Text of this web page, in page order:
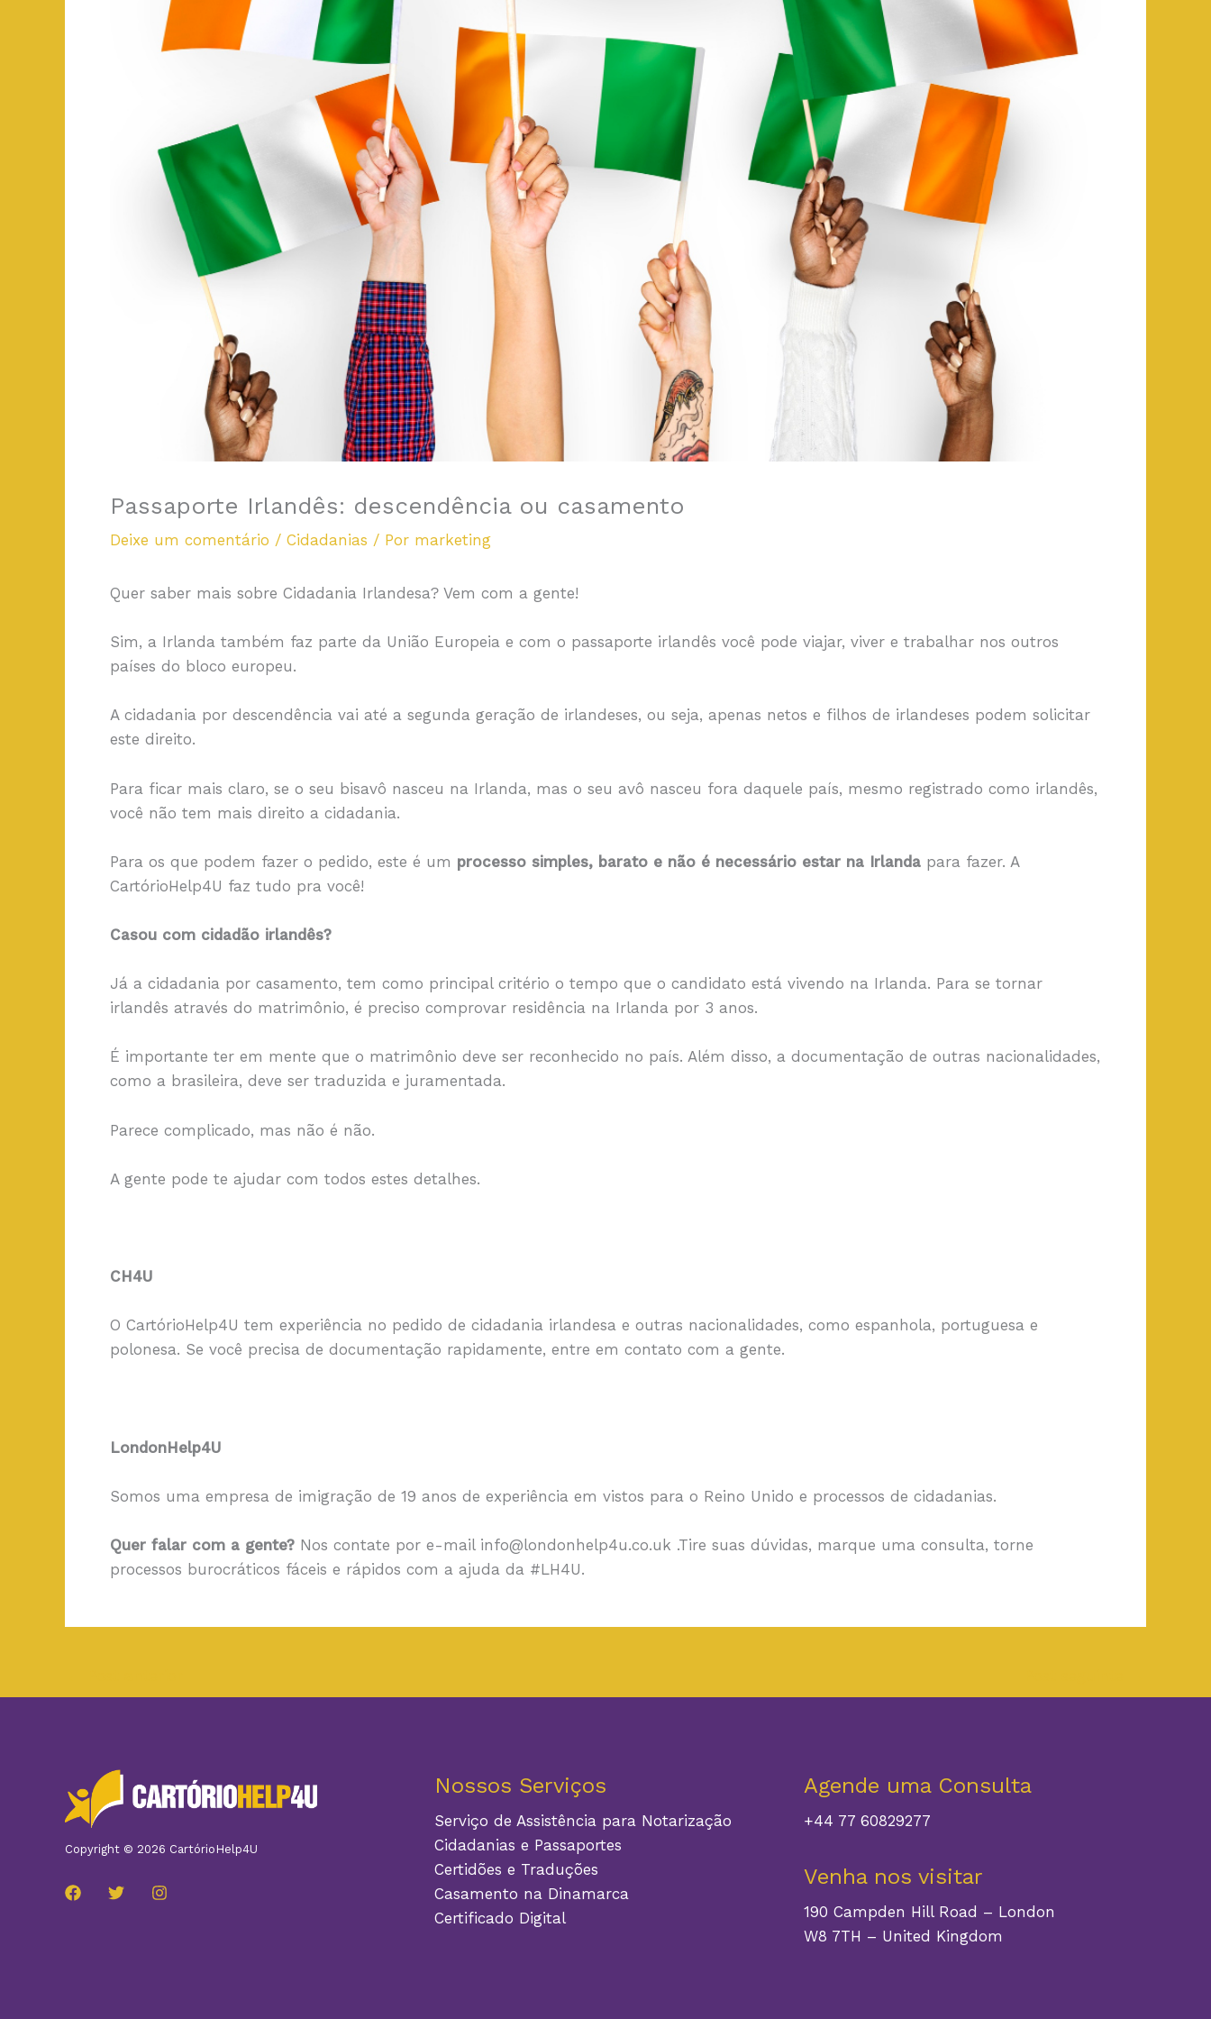
Passaporte Irlandês: descendência ou casamento
Deixe um comentário / Cidadanias / Por marketing
Quer saber mais sobre Cidadania Irlandesa? Vem com a gente!
Sim, a Irlanda também faz parte da União Europeia e com o passaporte irlandês você pode viajar, viver e trabalhar nos outros
países do bloco europeu.
A cidadania por descendência vai até a segunda geração de irlandeses, ou seja, apenas netos e filhos de irlandeses podem solicitar
este direito.
Para ficar mais claro, se o seu bisavô nasceu na Irlanda, mas o seu avô nasceu fora daquele país, mesmo registrado como irlandês,
você não tem mais direito a cidadania.
Para os que podem fazer o pedido, este é um processo simples, barato e não é necessário estar na Irlanda para fazer. A
CartórioHelp4U faz tudo pra você!
Casou com cidadão irlandês?
Já a cidadania por casamento, tem como principal critério o tempo que o candidato está vivendo na Irlanda. Para se tornar
irlandês através do matrimônio, é preciso comprovar residência na Irlanda por 3 anos.
É importante ter em mente que o matrimônio deve ser reconhecido no país. Além disso, a documentação de outras nacionalidades,
como a brasileira, deve ser traduzida e juramentada.
Parece complicado, mas não é não.
A gente pode te ajudar com todos estes detalhes.
CH4U
O CartórioHelp4U tem experiência no pedido de cidadania irlandesa e outras nacionalidades, como espanhola, portuguesa e
polonesa. Se você precisa de documentação rapidamente, entre em contato com a gente.
LondonHelp4U
Somos uma empresa de imigração de 19 anos de experiência em vistos para o Reino Unido e processos de cidadanias.
Quer falar com a gente? Nos contate por e-mail info@londonhelp4u.co.uk .Tire suas dúvidas, marque uma consulta, torne
processos burocráticos fáceis e rápidos com a ajuda da #LH4U.
Copyright © 2026 CartórioHelp4U
Nossos Serviços
Serviço de Assistência para Notarização
Cidadanias e Passaportes
Certidões e Traduções
Casamento na Dinamarca
Certificado Digital
Agende uma Consulta
+44 77 60829277
Venha nos visitar
190 Campden Hill Road – London
W8 7TH – United Kingdom